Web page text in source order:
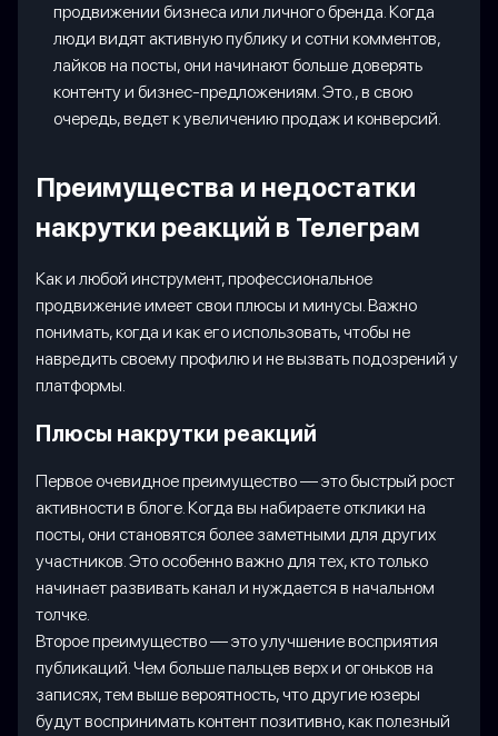
продвижении бизнеса или личного бренда. Когда
люди видят активную публику и сотни комментов,
лайков на посты, они начинают больше доверять
контенту и бизнес-предложениям. Это., в свою
очередь, ведет к увеличению продаж и конверсий.
Преимущества и недостатки
накрутки реакций в Телеграм
Как и любой инструмент, профессиональное
продвижение имеет свои плюсы и минусы. Важно
понимать, когда и как его использовать, чтобы не
навредить своему профилю и не вызвать подозрений у
платформы.
Плюсы накрутки реакций
Первое очевидное преимущество — это быстрый рост
активности в блоге. Когда вы набираете отклики на
посты, они становятся более заметными для других
участников. Это особенно важно для тех, кто только
начинает развивать канал и нуждается в начальном
толчке.
Второе преимущество — это улучшение восприятия
публикаций. Чем больше пальцев верх и огоньков на
записях, тем выше вероятность, что другие юзеры
будут воспринимать контент позитивно, как полезный